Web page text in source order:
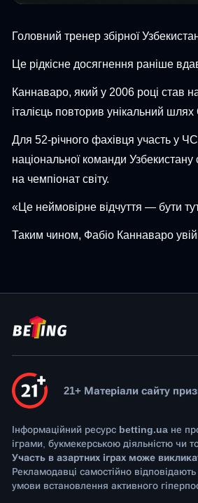
Головний тренер збірної
Це рідкісне досягнення раніше
Каннаваро, який у 2006 році став
італієць повторив унікальний
Для 52-річного фахівця участь у
національної команди
на чемпіонат світу.
«Це неймовірне відчуття — бути
Таким чином, Фабіо Каннаваро
21+ Матеріали сайту
Інформаційний ресурс betting.uaне
іграми, букмекерською діяльністю чи
Участь в азартних іграх може
Рекламодавці самостійно
умови встановлення активного